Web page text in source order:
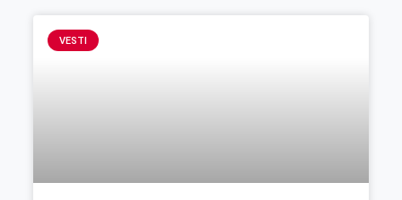
VESTI